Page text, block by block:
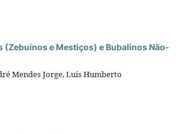
(Zebuínos e Mestiços) e Bubalinos Não-
Mendes Jorge, Luís Humberto